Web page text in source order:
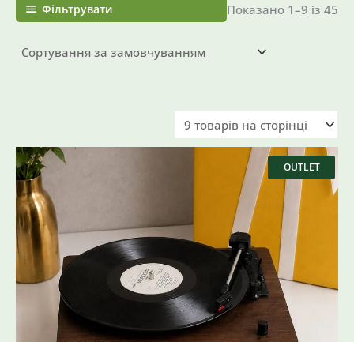
Фільтрувати Показано 1–9 із 45
Поточна
3955 ₴.
OUTLET